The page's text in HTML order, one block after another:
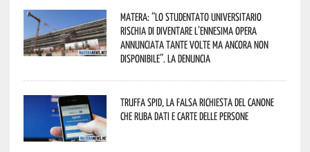
Matera: “Lo studentato universitario
rischia di diventare l’ennesima opera
annunciata tante volte ma ancora non
disponibile”. La denuncia
Truffa Spid, la falsa richiesta del canone
che ruba dati e carte delle persone